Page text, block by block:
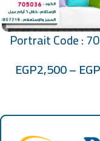
Portrait Code :
EGP
–
EGP2,500